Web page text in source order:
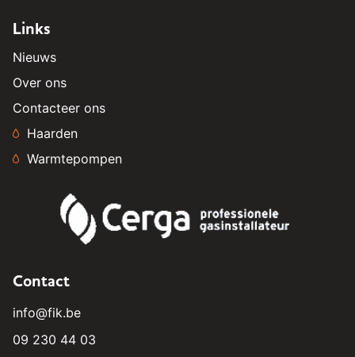
Links
Nieuws
Over ons
Contacteer ons
Haarden
Warmtepompen
Contact
info@fik.be
09 230 44 03